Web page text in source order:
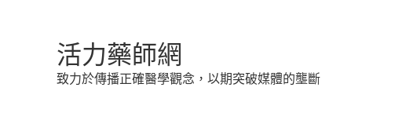
活力藥師網
致力於傳播正確醫學觀念，以期突破媒體的壟斷